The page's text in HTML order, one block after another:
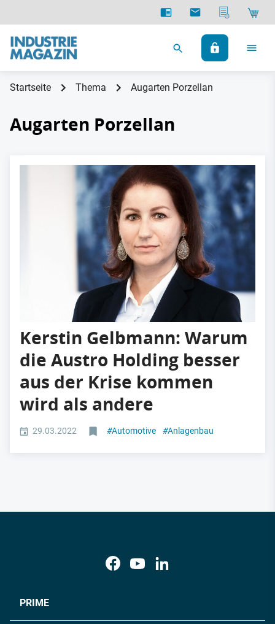
Startseite Thema Augarten Porzellan
Augarten Porzellan
Kerstin Gelbmann: Warum
die Austro Holding besser
aus der Krise kommen
wird als andere
29.03.2022 #Automotive #Anlagenbau
PRIME